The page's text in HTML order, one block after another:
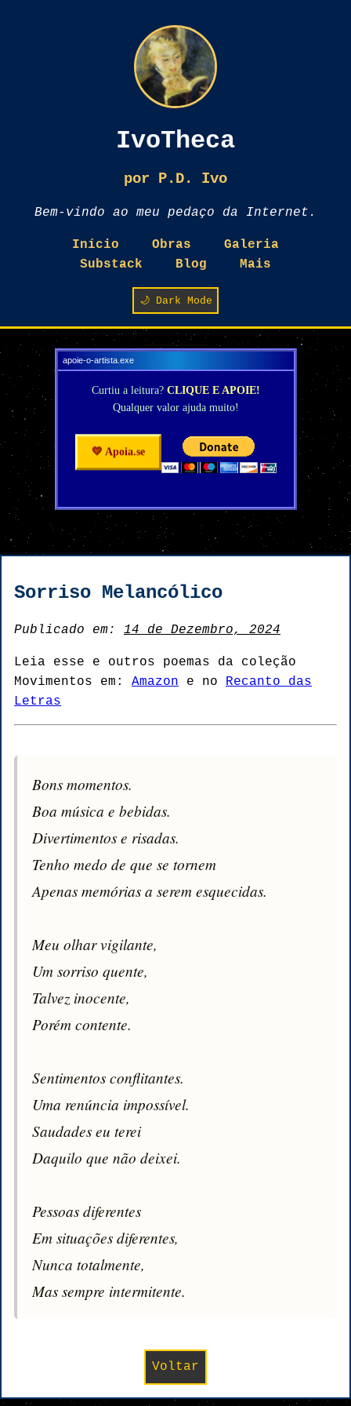
IvoTheca
por P.D. Ivo
Bem-vindo ao meu pedaço da Internet.
Início Obras
Galeria
Substack
Blog Mais
🌙 Dark Mode
apoie-o-artista.exe
Curtiu a leitura? CLIQUE E APOIE!
Qualquer valor ajuda muito!
💛 Apoia.se
Sorriso Melancólico
Publicado em: 14 de Dezembro, 2024
Leia esse e outros poemas da coleção
Movimentos em: Amazon e no Recanto das
Letras
Bons momentos.
Boa música e bebidas.
Divertimentos e risadas.
Tenho medo de que se tornem
Apenas memórias a serem esquecidas.
Meu olhar vigilante,
Um sorriso quente,
Talvez inocente,
Porém contente.
Sentimentos conflitantes.
Uma renúncia impossível.
Saudades eu terei
Daquilo que não deixei.
Pessoas diferentes
Em situações diferentes,
Nunca totalmente,
Mas sempre intermitente.
Voltar